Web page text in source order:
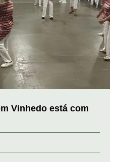
Vinhedo está com